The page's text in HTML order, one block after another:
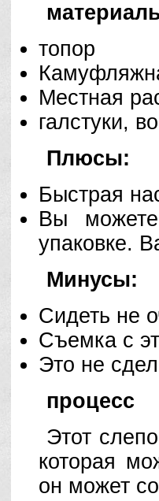
топор
Местная
галстуки,
Плюсы:
Быстрая
Вы
упаковке.
Минусы:
Сидеть не
Съемка с
Это не
процесс
Этот
которая
он может